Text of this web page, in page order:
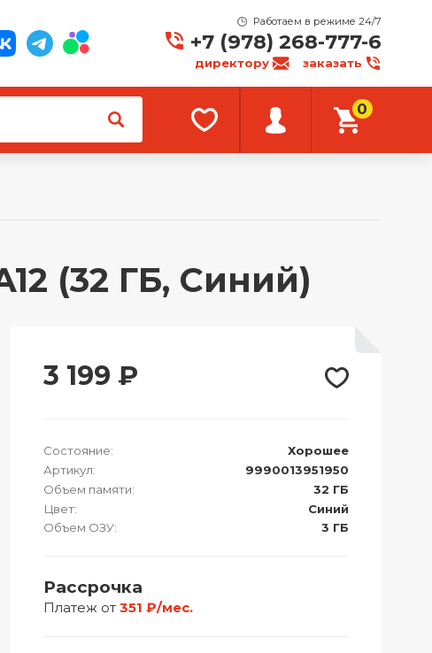
Работаем в режиме 24/7
+7 (978) 268-777-6
директору заказать
0
(32 ГБ, Синий)
3 199 ₽
Состояние:
Хорошее
Артикул:
9990013951950
Объем памяти:
32 ГБ
Цвет:
Синий
Объем ОЗУ:
3 ГБ
Рассрочка
Платеж от 351 ₽/мес.